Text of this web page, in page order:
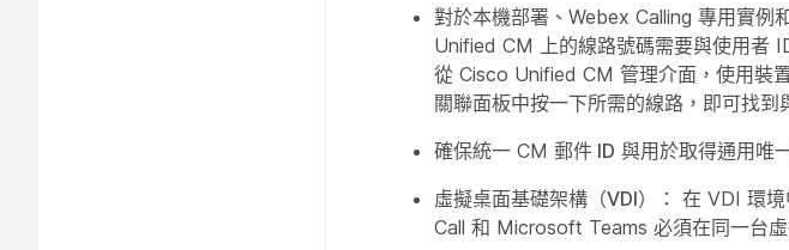
對於本機部署、Webex Calling 專用實例
Unified CM 上的線路號碼需要與使用者
從 Cisco Unified CM 管理介面，使用裝
關聯面板中按一下所需的線路，即可找到
確保統一 CM 郵件 ID 與用於取得通用唯
虛擬桌面基礎架構（VDI）： 在 VDI 環
Call 和 Microsoft Teams 必須在同一台虛